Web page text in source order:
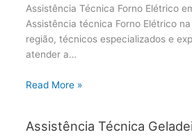
Assistência Técnica Forno Elétrico
Assistência técnica Forno Elétrico
região, técnicos especializados e
atender a…
Read More »
Assistência Técnica